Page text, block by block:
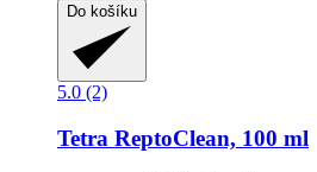
Do košíku
5.0 (2)
Tetra ReptoClean, 100 ml